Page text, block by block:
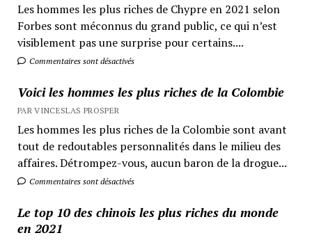
Les hommes les plus riches de Chypre en 2021 selon
Forbes sont méconnus du grand public, ce qui n’est
visiblement pas une surprise pour certains....
Commentaires sont désactivés
Voici les hommes les plus riches de la Colombie
PAR VINCESLAS PROSPER
Les hommes les plus riches de la Colombie sont avant
tout de redoutables personnalités dans le milieu des
affaires. Détrompez-vous, aucun baron de la drogue...
Commentaires sont désactivés
Le top 10 des chinois les plus riches du monde
en 2021